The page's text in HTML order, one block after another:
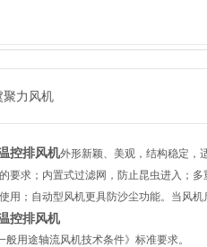
聚力风机
控排风机外形新颖、美观，结构稳定，
要求；内置式过滤网，防止昆虫进入；
用；自动型风机更具防沙尘功能。当风
控排风机
用途轴流风机技术条件》标准要求。